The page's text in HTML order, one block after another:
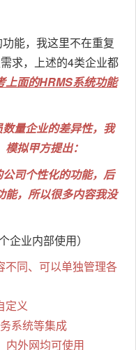
能，我这里不在重复
求，上述的4类企业都
上面的HRMS系统功能
量企业的差异性，我
拟甲方提出：
司个性化的功能，后
能，所以很多内容我没
业内部使用）
不同、可以单独管理各
定义
系统等集成
内外网均可使用